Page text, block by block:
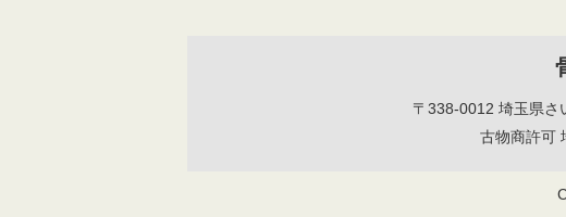
〒338-0012 埼玉県さ
古物商許可